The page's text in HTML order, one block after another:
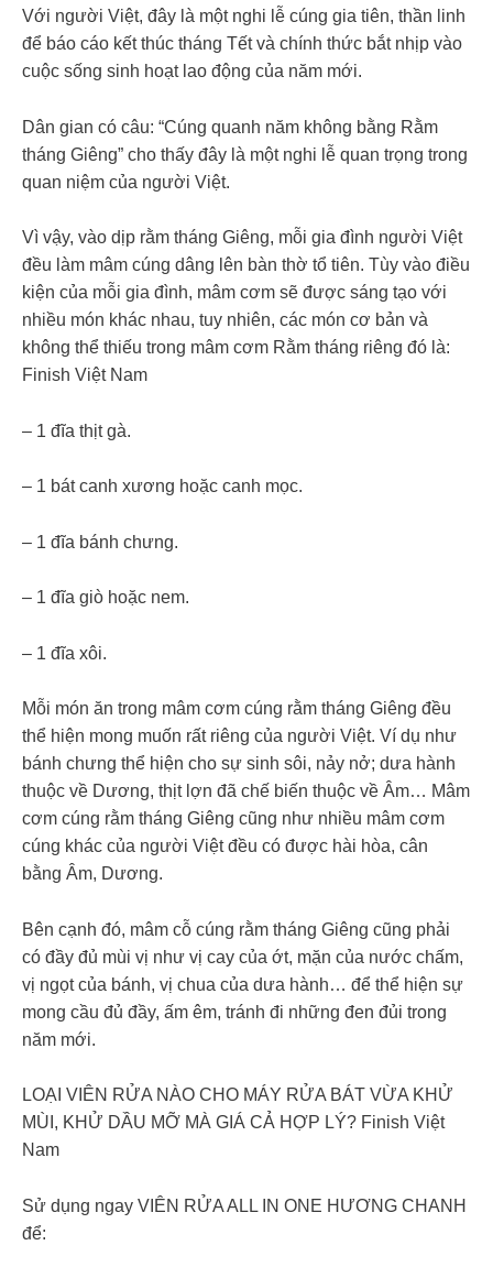
Với người Việt, đây là một nghi lễ cúng gia tiên, thần linh
để báo cáo kết thúc tháng Tết và chính thức bắt nhịp vào
cuộc sống sinh hoạt lao động của năm mới.
Dân gian có câu: “Cúng quanh năm không bằng Rằm
tháng Giêng” cho thấy đây là một nghi lễ quan trọng trong
quan niệm của người Việt.
Vì vậy, vào dịp rằm tháng Giêng, mỗi gia đình người Việt
đều làm mâm cúng dâng lên bàn thờ tổ tiên. Tùy vào điều
kiện của mỗi gia đình, mâm cơm sẽ được sáng tạo với
nhiều món khác nhau, tuy nhiên, các món cơ bản và
không thể thiếu trong mâm cơm Rằm tháng riêng đó là:
Finish Việt Nam
– 1 đĩa thịt gà.
– 1 bát canh xương hoặc canh mọc.
– 1 đĩa bánh chưng.
– 1 đĩa giò hoặc nem.
– 1 đĩa xôi.
Mỗi món ăn trong mâm cơm cúng rằm tháng Giêng đều
thể hiện mong muốn rất riêng của người Việt. Ví dụ như
bánh chưng thể hiện cho sự sinh sôi, nảy nở; dưa hành
thuộc về Dương, thịt lợn đã chế biến thuộc về Âm… Mâm
cơm cúng rằm tháng Giêng cũng như nhiều mâm cơm
cúng khác của người Việt đều có được hài hòa, cân
bằng Âm, Dương.
Bên cạnh đó, mâm cỗ cúng rằm tháng Giêng cũng phải
có đầy đủ mùi vị như vị cay của ớt, mặn của nước chấm,
vị ngọt của bánh, vị chua của dưa hành… để thể hiện sự
mong cầu đủ đầy, ấm êm, tránh đi những đen đủi trong
năm mới.
LOẠI VIÊN RỬA NÀO CHO MÁY RỬA BÁT VỪA KHỬ
MÙI, KHỬ DẦU MỠ MÀ GIÁ CẢ HỢP LÝ? Finish Việt
Nam
Sử dụng ngay VIÊN RỬA ALL IN ONE HƯƠNG CHANH
để: